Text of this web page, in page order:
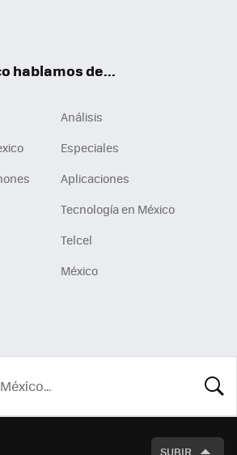
hablamos de...
Análisis
Especiales
Aplicaciones
Tecnología en México
Telcel
México
SUBIR